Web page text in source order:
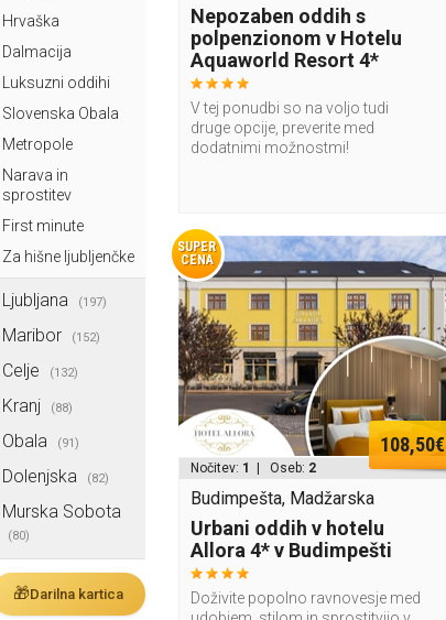
Hrvaška
Dalmacija
Luksuzni oddihi
Slovenska Obala
Metropole
Narava in
sprostitev
First minute
Za hišne ljubljenčke
Ljubljana (197)
Maribor (152)
Celje (132)
Kranj (88)
Obala (91)
Dolenjska (82)
Murska Sobota
(80)
🎁Darilna kartica
Nepozaben oddih s
polpenzionom v Hotelu
Aquaworld Resort 4*
V tej ponudbi so na voljo tudi
druge opcije, preverite med
dodatnimi možnostmi!
SUPER
CENA
108,50€
Nočitev: 1 | Oseb: 2
Budimpešta, Madžarska
Urbani oddih v hotelu
Allora 4* v Budimpešti
Doživite popolno ravnovesje med